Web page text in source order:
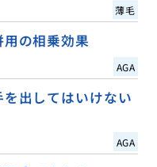
薄毛
の相乗効果
AGA
出してはいけない
AGA